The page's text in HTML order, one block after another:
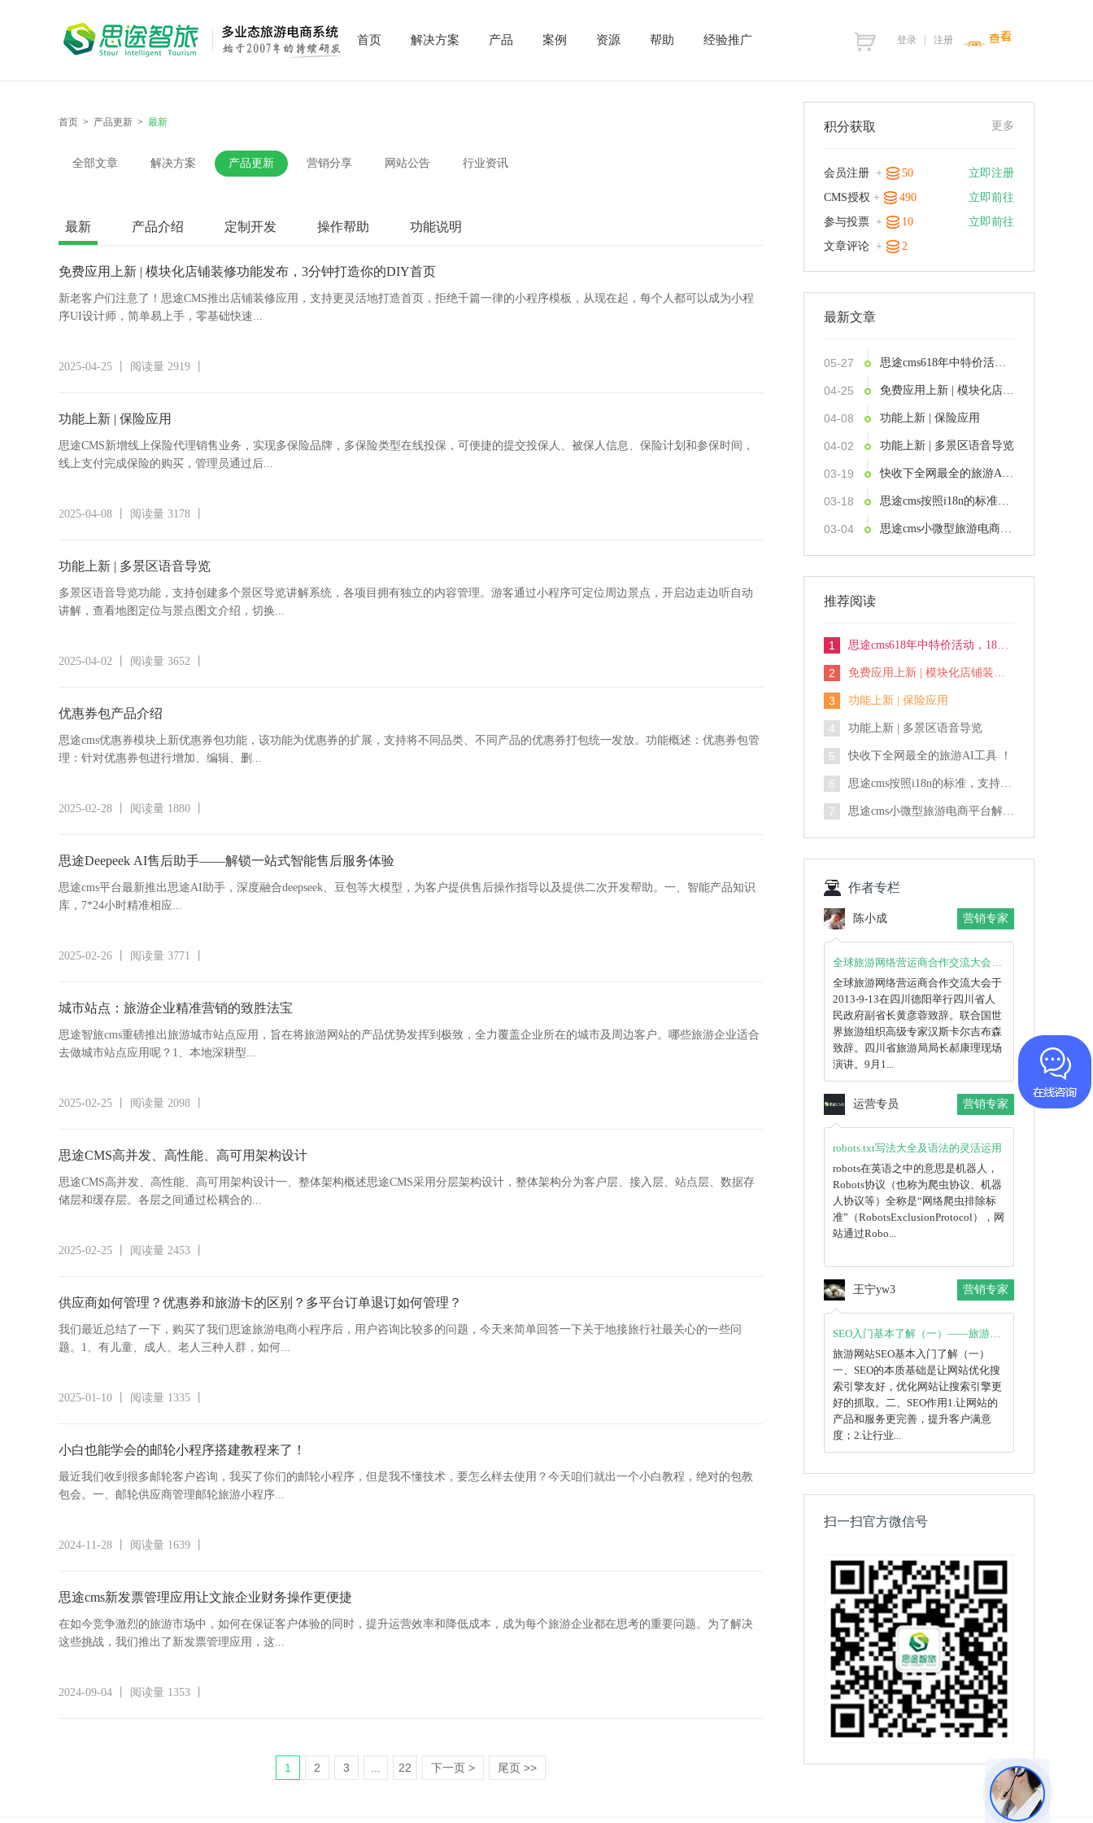
首页 解决方案 产品 案例 资源 帮助 经验推广 登录 注册
首页 > 产品更新 > 最新
全部文章 解决方案 产品更新 营销分享 网站公告 行业资讯
最新 产品介绍 定制开发 操作帮助 功能说明
免费应用上新 | 模块化店铺装修功能发布，3分钟打造你的DIY首页
新老客户们注意了！思途CMS推出店铺装修应用，支持更灵活地打造首页，拒绝千篇一律的小程序模板，从现在起，每个人都可以成为小程
序UI设计师，简单易上手，零基础快速...
2025-04-25 丨 阅读量 2919 丨
功能上新 | 保险应用
思途CMS新增线上保险代理销售业务，实现多保险品牌，多保险类型在线投保，可便捷的提交投保人、被保人信息、保险计划和参保时间，
线上支付完成保险的购买，管理员通过后...
2025-04-08 丨 阅读量 3178 丨
功能上新 | 多景区语音导览
多景区语音导览功能，支持创建多个景区导览讲解系统，各项目拥有独立的内容管理。游客通过小程序可定位周边景点，开启边走边听自动
讲解，查看地图定位与景点图文介绍，切换...
2025-04-02 丨 阅读量 3652 丨
优惠券包产品介绍
思途cms优惠券模块上新优惠券包功能，该功能为优惠券的扩展，支持将不同品类、不同产品的优惠券打包统一发放。功能概述：优惠券包管
理：针对优惠券包进行增加、编辑、删...
2025-02-28 丨 阅读量 1880 丨
思途Deepeek AI售后助手——解锁一站式智能售后服务体验
思途cms平台最新推出思途AI助手，深度融合deepseek、豆包等大模型，为客户提供售后操作指导以及提供二次开发帮助。一、智能产品知识
库，7*24小时精准相应...
2025-02-26 丨 阅读量 3771 丨
城市站点：旅游企业精准营销的致胜法宝
思途智旅cms重磅推出旅游城市站点应用，旨在将旅游网站的产品优势发挥到极致，全力覆盖企业所在的城市及周边客户。哪些旅游企业适合
去做城市站点应用呢？1、本地深耕型...
2025-02-25 丨 阅读量 2098 丨
思途CMS高并发、高性能、高可用架构设计
思途CMS高并发、高性能、高可用架构设计一、整体架构概述思途CMS采用分层架构设计，整体架构分为客户层、接入层、站点层、数据存
储层和缓存层。各层之间通过松耦合的...
2025-02-25 丨 阅读量 2453 丨
供应商如何管理？优惠券和旅游卡的区别？多平台订单退订如何管理？
我们最近总结了一下，购买了我们思途旅游电商小程序后，用户咨询比较多的问题，今天来简单回答一下关于地接旅行社最关心的一些问
题。1、有儿童、成人、老人三种人群，如何...
2025-01-10 丨 阅读量 1335 丨
小白也能学会的邮轮小程序搭建教程来了！
最近我们收到很多邮轮客户咨询，我买了你们的邮轮小程序，但是我不懂技术，要怎么样去使用？今天咱们就出一个小白教程，绝对的包教
包会。一、邮轮供应商管理邮轮旅游小程序...
2024-11-28 丨 阅读量 1639 丨
思途cms新发票管理应用让文旅企业财务操作更便捷
在如今竞争激烈的旅游市场中，如何在保证客户体验的同时，提升运营效率和降低成本，成为每个旅游企业都在思考的重要问题。为了解决
这些挑战，我们推出了新发票管理应用，这...
2024-09-04 丨 阅读量 1353 丨
1 2 3 22 下一页 > 尾页 >>
积分获取 更多
会员注册 + 50
立即注册
CMS授权 + 490
立即前往
参与投票 + 10
立即前往
文章评论 + 2
最新文章
05-27 思途cms618年中特价活动，18天内特价下订，史无前例限时享5.5折
04-25 免费应用上新 | 模块化店铺装修功能发布，3分钟打造你的DIY首页
04-08 功能上新 | 保险应用
04-02 功能上新 | 多景区语音导览
03-19 快收下全网最全的旅游AI工具 ！
03-18 思途cms按照i18n的标准，支持国际化业务开拓
03-04 思途cms小微型旅游电商平台解决方案
推荐阅读
1 思途cms618年中特价活动，18天内特价下订，史无前例限时享5.5折
2 免费应用上新 | 模块化店铺装修功能发布，3分钟打造你的DIY首页
3 功能上新 | 保险应用
4 功能上新 | 多景区语音导览
5 快收下全网最全的旅游AI工具 ！
6 思途cms按照i18n的标准，支持国际化业务开拓
7 思途cms小微型旅游电商平台解决方案
作者专栏
陈小成 营销专家
全球旅游网络营运商合作交流大会于2013-9-13在四川德阳举行
全球旅游网络营运商合作交流大会于
2013-9-13在四川德阳举行四川省人
民政府副省长黄彦蓉致辞。联合国世
界旅游组织高级专家汉斯卡尔吉布森
致辞。四川省旅游局局长郝康理现场
演讲。9月1...
运营专员 营销专家
robots.txt写法大全及语法的灵活运用
robots在英语之中的意思是机器人，
Robots协议（也称为爬虫协议、机器
人协议等）全称是“网络爬虫排除标
准”（RobotsExclusionProtocol），网
站通过Robo...
王宁yw3 营销专家
SEO入门基本了解（一）——旅游网站SEO
旅游网站SEO​基本入门了解（一）
一、SEO的本质基础是让网站优化搜
索引擎友好，优化网站让搜索引擎更
好的抓取。二、SEO作用1.让网站的
产品和服务更完善，提升客户满意
度；2.让行业...
扫一扫官方微信号